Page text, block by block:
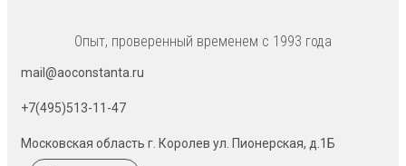
Опыт, проверенный временем с 1993 года
mail@aoconstanta.ru
+7(495)513-11-47
Московская область г. Королев ул. Пионерская, д.1Б